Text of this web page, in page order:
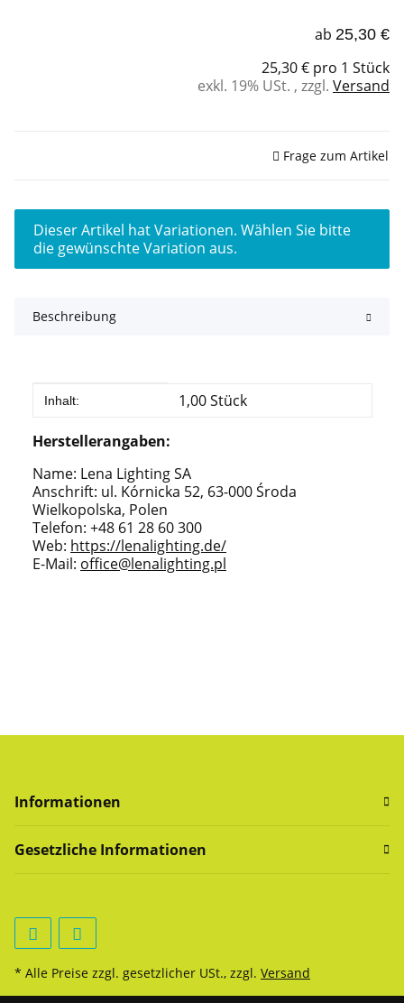
ab 25,30 €
25,30 € pro 1 Stück
exkl. 19% USt. , zzgl. Versand
Frage zum Artikel
x
Dieser Artikel hat Variationen. Wählen Sie bitte
die gewünschte Variation aus.
Beschreibung
Produkteigenschaft
Wert
Inhalt: 1,00 Stück
Herstellerangaben:
Name: Lena Lighting SA
Anschrift: ul. Kórnicka 52, 63-000 Środa
Wielkopolska, Polen
Telefon: +48 61 28 60 300
Web: https://lenalighting.de/
E-Mail: office@lenalighting.pl
Informationen
Gesetzliche Informationen
* Alle Preise zzgl. gesetzlicher USt., zzgl. Versand